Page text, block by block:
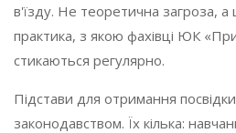
в'їзду. Не теоретична загроза, а
практика, з якою фахівці ЮК
стикаються регулярно.
Підстави для отримання посвідки
законодавством. Їх кілька: